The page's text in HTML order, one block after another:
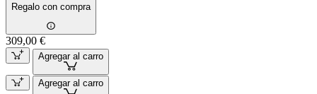
Regalo con compra
309,00 €
Agregar al carro
Agregar al carro